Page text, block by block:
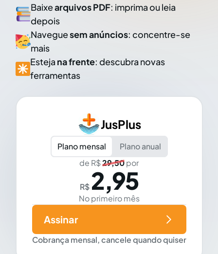
Baixearquivos PDF: imprima ou leia
depois
Naveguesem anúncios: concentre-se
mais
Esteja na frente: descubra novas
ferramentas
JusPlus
Plano mensal
Plano anual
de R$29,50por
R$ 2,95
No primeiro mês
Cobrança mensal, cancele quando quiser
Assinar